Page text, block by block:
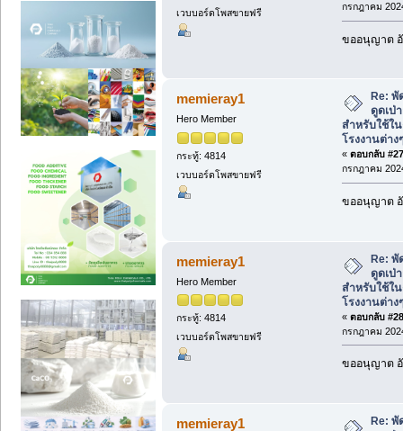
เวบบอร์ดโพสขายฟรี
กรกฎาคม
ขออนุญาต
memieray1
Hero Member
กระทู้: 4814
เวบบอร์ดโพสขายฟรี
Re:
ดูดเป่
สำหรับใช้ใ
โรงงานต่าง
« ตอบกลับ
กรกฎาคม
ขออนุญาต
memieray1
Hero Member
กระทู้: 4814
เวบบอร์ดโพสขายฟรี
Re: พั
ดูดเป่
สำหรับใช้ใ
โรงงานต่าง
« ตอบกลับ
กรกฎาคม
ขออนุญาต
memieray1
Re: พั